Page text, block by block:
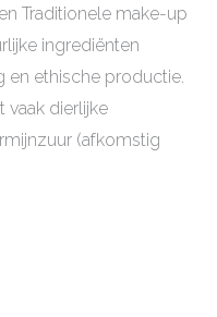
Traditionele make-up
ingrediënten
en ethische productie.
vaak dierlijke
(afkomstig